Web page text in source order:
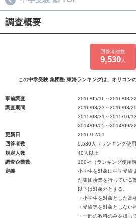
調査概要
回答者総数
9,530人
この中学受験 集団塾 東海ランキングは、オリコン
事前調査
2016/05/16～2016/08/22
調査期間
2016/08/23～2016/08/29
2015/08/31～2015/10/13
2014/09/05～2014/09/22
更新日
2016/12/01
回答者数
9,530人（ランキング使
規定人数
40人以上
調査企業数
100社（ランキング使用
定義
小学生を対象に中学受験
た集団授業を行っている
以下は対象外とする。
・小学生を対象とした高
・受験等を対象としない
・一部の教科のみを扱っ